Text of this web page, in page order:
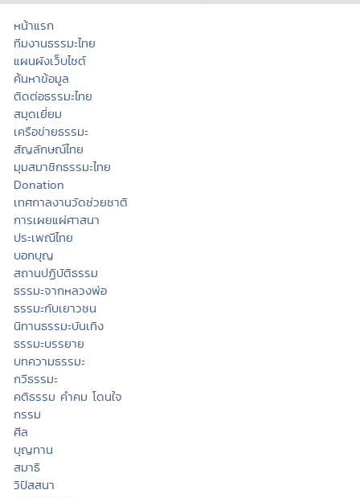
หน้าแรก
ทีมงานธรรมะไทย
แผนผังเว็บไซต์
ค้นหาข้อมูล
ติดต่อธรรมะไทย
สมุดเยี่ยม
เครือข่ายธรรมะ
สัญลักษณ์ไทย
มุมสมาชิกธรรมะไทย
Donation
เทศกาลงานวัดช่วยชาติ
การเผยแผ่ศาสนา
ประเพณีไทย
บอกบุญ
สถานปฏิบัติธรรม
ธรรมะจากหลวงพ่อ
ธรรมะกับเยาวชน
นิทานธรรมะบันเทิง
ธรรมะบรรยาย
บทความธรรมะ
กวีธรรมะ
คติธรรม คำคม โดนใจ
กรรม
ศีล
บุญทาน
สมาธิ
วิปัสสนา